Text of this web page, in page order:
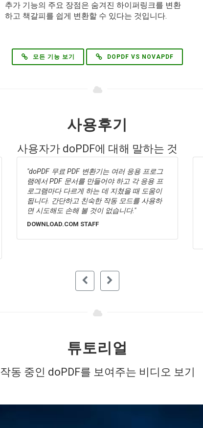
추가 기능의 주요 장점은 숨겨진 하이퍼링크를 변환
하고 책갈피를 쉽게 변환할 수 있다는 것입니다.
모든 기능 보기 DOPDF VS NOVAPDF
사용후기
사용자가 doPDF에 대해 말하는 것
AutoCAD 도면을 PDF 파일로 일괄 플롯하는
방법을 찾고 있었습니다. 귀하의 소프트웨어에
대해 들었습니다. 오늘 다운로드했는데 시간을
절약해 줍니다. 40개의 도면을 한 번에 하나씩
열어 pdf 파일로 변환하는 대신 모두 일괄 플롯
합니다. 덕분에 잘 작동합니다.
튜토리얼
작동 중인 doPDF를 보여주는 비디오 보기